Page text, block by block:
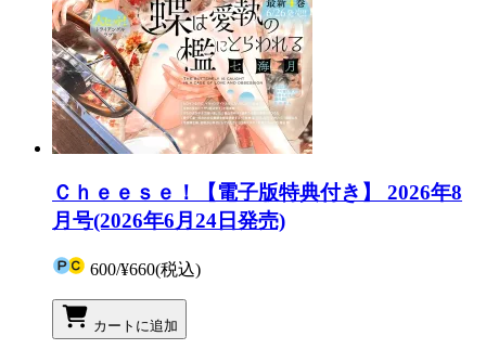
Ｃｈｅｅｓｅ！【電子版特典付き】 2026年8
月号(2026年6月24日発売)
600/¥660(税込)
カートに追加